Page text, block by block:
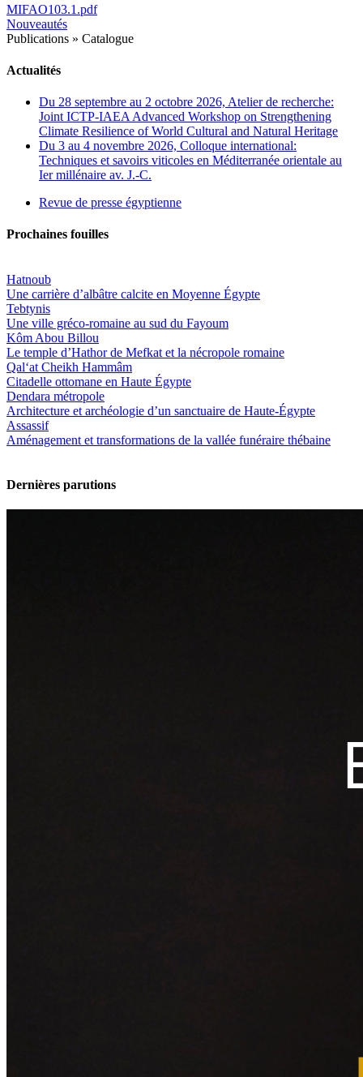
MIFAO103.1.pdf
Nouveautés
Publications » Catalogue
Actualités
Du 28 septembre au 2 octobre 2026, Atelier de recherche:
Joint ICTP-IAEA Advanced Workshop on Strengthening
Climate Resilience of World Cultural and Natural Heritage
Du 3 au 4 novembre 2026, Colloque international:
Techniques et savoirs viticoles en Méditerranée orientale au
Ier millénaire av. J.-C.
Revue de presse égyptienne
Prochaines fouilles
Hatnoub
Une carrière d’albâtre calcite en Moyenne Égypte
Tebtynis
Une ville gréco-romaine au sud du Fayoum
Kôm Abou Billou
Le temple d’Hathor de Mefkat et la nécropole romaine
Qal‘at Cheikh Hammâm
Citadelle ottomane en Haute Égypte
Dendara métropole
Architecture et archéologie d’un sanctuaire de Haute-Égypte
Assassif
Aménagement et transformations de la vallée funéraire thébaine
Dernières parutions